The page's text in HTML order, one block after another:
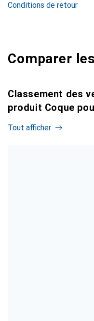
Conditions de retour
Comparer
Classement des
produit Coque
Tout afficher